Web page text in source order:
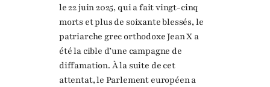
le 22 juin 2025, qui a fait vingt-cinq
morts et plus de soixante blessés, le
patriarche grec orthodoxe Jean X a
été la cible d’une campagne de
diffamation. À la suite de cet
attentat, le Parlement européen a